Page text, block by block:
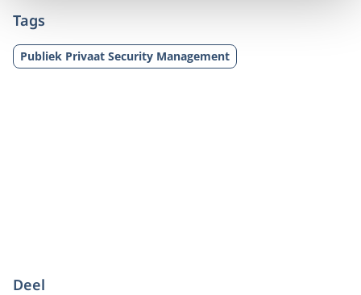
Tags
Publiek Privaat Security Management
Deel